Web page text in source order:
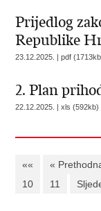
Prijedlog
Republike
23.12.2025. | pdf
2. Plan
22.12.2025. | xls (592kb)
«« «
10
11